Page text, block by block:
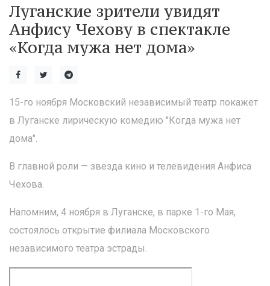
Луганские зрители увидят
Анфису Чехову в спектакле
«Когда мужа нет дома»
15-го ноября Московский независимый театр покажет
в Луганске лирическую комедию "Когда мужа нет
дома".
В главной роли — звезда кино и телевидения Анфиса
Чехова.
Напомним, 4 ноября в Луганске, в парке 1-го Мая,
состоялось открытие филиала Московского
независимого театра эстрады.